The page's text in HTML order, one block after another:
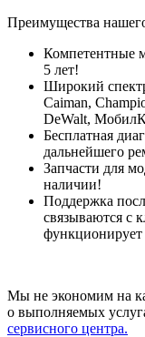
Преимущества
Компетентные
5 лет!
Широкий
Caiman,
DeWalt,
Бесплатная
дальнейшего
Запчасти для
наличии!
Поддержка
связываются с
функционирует
Мы не экономим на
о выполняемых
сервисного центра.